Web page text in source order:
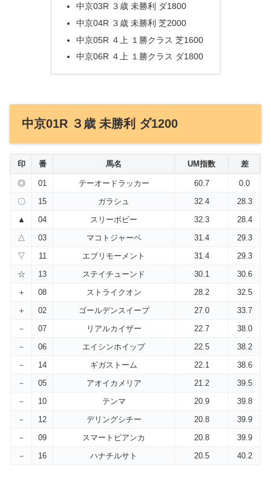
中京03R ３歳 未勝利 ダ1800
中京04R ３歳 未勝利 芝2000
中京05R ４上 １勝クラス 芝1600
中京06R ４上 １勝クラス ダ1800
中京01R ３歳 未勝利 ダ1200
印 番 馬名 UM指数 差
◎ 01 テーオードラッカー 60.7
0.0
〇
15 ガラシュ 32.4
28.3
▲
04 スリーボビー 32.3
28.4
△
03 マコトジャーベ 31.4
29.3
▽
11 エブリモーメント 31.4
29.3
☆
13 ステイチューンド 30.1
30.6
＋
08 ストライクオン 28.2
32.5
＋
02 ゴールデンスイープ 27.0
33.7
－
07 リアルカイザー 22.7
38.0
－
06 エイシンホイップ 22.5
38.2
－
14 ギガストーム 22.1
38.6
－
05 アオイカメリア 21.2
39.5
－
10 テンマ 20.9
39.8
－
12 デリングシチー 20.8
39.9
－
09 スマートビアンカ 20.8
39.9
－
16 ハナチルサト 20.5 40.2